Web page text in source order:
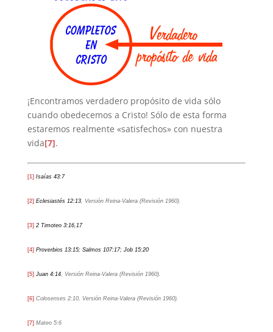
¡Encontramos verdadero propósito de vida sólo
cuando obedecemos a Cristo! Sólo de esta forma
estaremos realmente «satisfechos» con nuestra
vida[7].
[1] Isaías 43:7
[2] Eclesiastés 12:13, Versión Reina-Valera (Revisión 1960).
[3] 2 Timoteo 3:16,17
[4] Proverbios 13:15; Salmos 107:17; Job 15:20
[5] Juan 4:14, Versión Reina-Valera (Revisión 1960).
[6] Colosenses 2:10, Versión Reina-Valera (Revisión 1960).
[7] Mateo 5:6